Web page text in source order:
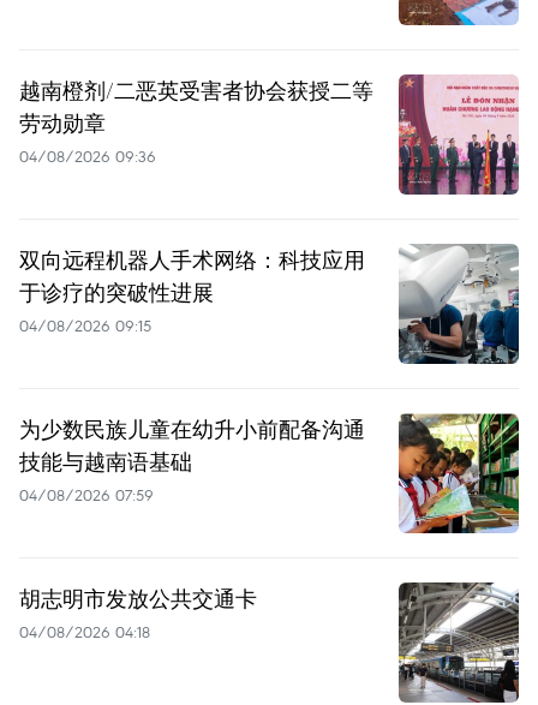
越南橙剂/二恶英受害者协会获授二等
劳动勋章
04/08/2026 09:36
双向远程机器人手术网络：科技应用
于诊疗的突破性进展
04/08/2026 09:15
为少数民族儿童在幼升小前配备沟通
技能与越南语基础
04/08/2026 07:59
胡志明市发放公共交通卡
04/08/2026 04:18